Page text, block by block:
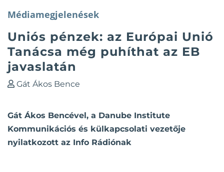
Médiamegjelenések
Uniós pénzek: az Európai Unió
Tanácsa még puhíthat az EB
javaslatán
Gát Ákos Bence
Gát Ákos Bencével, a Danube Institute
Kommunikációs és külkapcsolati vezetője
nyilatkozott az Info Rádiónak